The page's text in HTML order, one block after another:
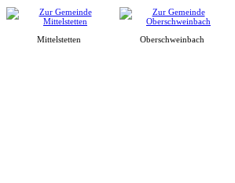
Mittelstetten Oberschweinbach